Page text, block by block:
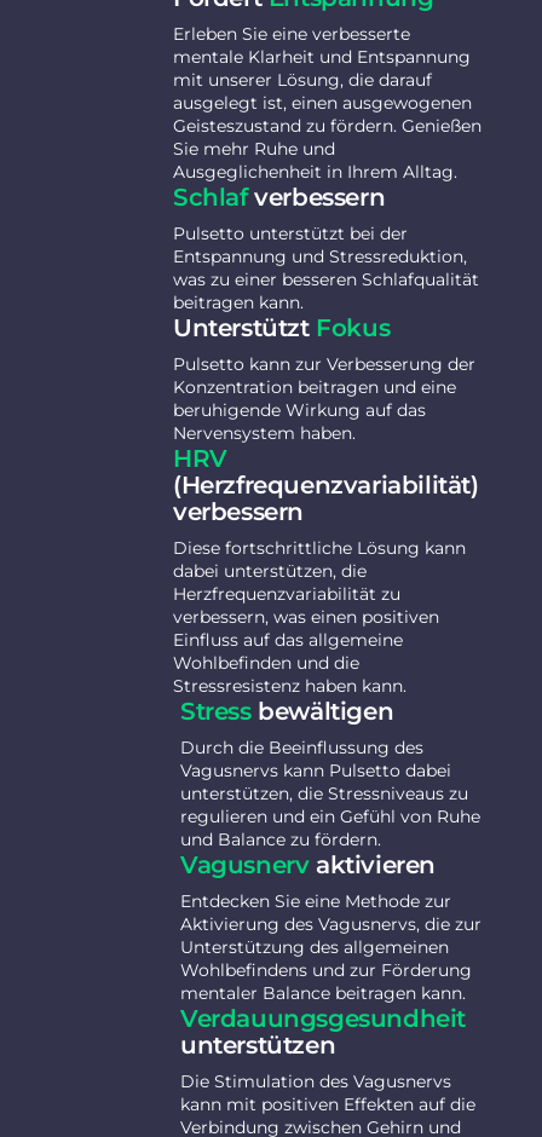
Erleben Sie eine verbesserte
mentale Klarheit und Entspannung
mit unserer Lösung, die darauf
ausgelegt ist, einen ausgewogenen
Geisteszustand zu fördern. Genießen
Sie mehr Ruhe und
Ausgeglichenheit in Ihrem Alltag.
Schlafverbessern
Pulsetto unterstützt bei der
Entspannung und Stressreduktion,
was zu einer besseren Schlafqualität
beitragen kann.
Unterstützt Fokus
Pulsetto kann zur Verbesserung der
Konzentration beitragen und eine
beruhigende Wirkung auf das
Nervensystem haben.
HRV
(Herzfrequenzvariabilität)
verbessern
Diese fortschrittliche Lösung kann
dabei unterstützen, die
Herzfrequenzvariabilität zu
verbessern, was einen positiven
Einfluss auf das allgemeine
Wohlbefinden und die
Stressresistenz haben kann.
Stressbewältigen
Durch die Beeinflussung des
Vagusnervs kann Pulsetto dabei
unterstützen, die Stressniveaus zu
regulieren und ein Gefühl von Ruhe
und Balance zu fördern.
Vagusnervaktivieren
Entdecken Sie eine Methode zur
Aktivierung des Vagusnervs, die zur
Unterstützung des allgemeinen
Wohlbefindens und zur Förderung
mentaler Balance beitragen kann.
Verdauungsgesundheit
unterstützen
Die Stimulation des Vagusnervs
kann mit positiven Effekten auf die
Verbindung zwischen Gehirn und